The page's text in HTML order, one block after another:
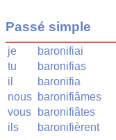
Passé simple
je
baronifiai
tu
baronifias
il
baronifia
nous baronifiâmes
vous
baronifiâtes
ils
baronifièrent